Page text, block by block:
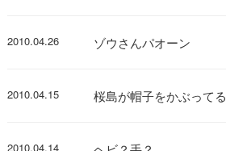
2010.04.26 ゾウさんパオーン
2010.04.15 桜島が帽子をかぶってる
2010.04.14